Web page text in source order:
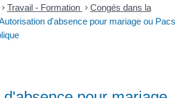
> Travail - Formation > Congés dans la
d'absence pour mariage ou Pacs